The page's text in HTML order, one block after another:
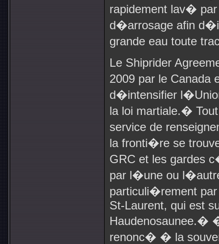
rapidement lav�
d�arrosage afin
grande eau toute
Le Shiprider
2009 par le Canada
d�intensifier
la loi martiale.�
service de
la fronti�re se
GRC et les gardes
par l�une ou
particuli�rement
St-Laurent, qui est
Haudenosaunee.�
renonc� � la